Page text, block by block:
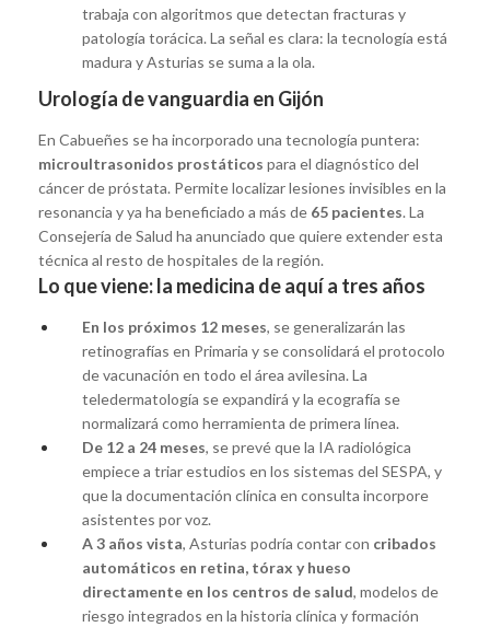
trabaja con algoritmos que detectan fracturas y
patología torácica. La señal es clara: la tecnología está
madura y Asturias se suma a la ola.
Urología de vanguardia en Gijón
En Cabueñes se ha incorporado una tecnología puntera:
microultrasonidos prostáticos para el diagnóstico del
cáncer de próstata. Permite localizar lesiones invisibles en la
resonancia y ya ha beneficiado a más de 65 pacientes. La
Consejería de Salud ha anunciado que quiere extender esta
técnica al resto de hospitales de la región.
Lo que viene: la medicina de aquí a tres años
En los próximos 12 meses, se generalizarán las
retinografías en Primaria y se consolidará el protocolo
de vacunación en todo el área avilesina. La
teledermatología se expandirá y la ecografía se
normalizará como herramienta de primera línea.
De 12 a 24 meses, se prevé que la IA radiológica
empiece a triar estudios en los sistemas del SESPA, y
que la documentación clínica en consulta incorpore
asistentes por voz.
A 3 años vista, Asturias podría contar con cribados
automáticos en retina, tórax y hueso
directamente en los centros de salud, modelos de
riesgo integrados en la historia clínica y formación